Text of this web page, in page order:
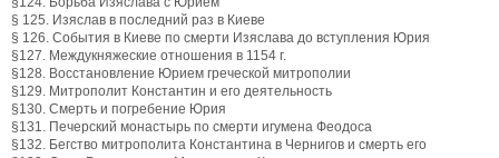
§ 125. Изяслав в последний раз в Киеве
§ 126. События в Киеве по смерти Изяслава до вступления Юрия
§127. Междукняжеские отношения в 1154 г.
§128. Восстановление Юрием греческой митрополии
§129. Митрополит Константин и его деятельность
§130. Смерть и погребение Юрия
§131. Печерский монастырь по смерти игумена Феодоса
§132. Бегство митрополита Константина в Чернигов и смерть его